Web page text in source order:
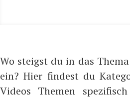
Wo steigst du in das
ein? Hier findest du
Videos Themen